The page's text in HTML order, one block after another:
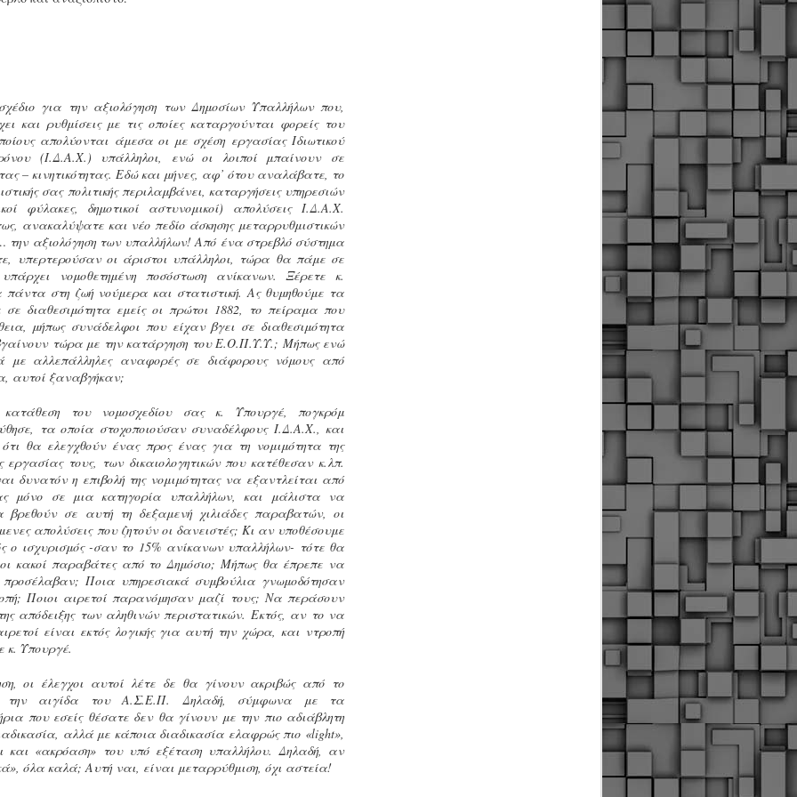
για την αξιολόγηση των Δημοσίων Υπαλλήλων που,
και ρυθμίσεις με τις οποίες καταργούνται φορείς του
απολύονται άμεσα οι με σχέση εργασίας Ιδιωτικού
(Ι.Δ.Α.Χ.) υπάλληλοι, ενώ οι λοιποί μπαίνουν σε
– κινητικότητας. Εδώ και μήνες, αφ’ ότου αναλάβατε, το
σας πολιτικής περιλαμβάνει, καταργήσεις υπηρεσιών
φύλακες, δημοτικοί αστυνομικοί) απολύσεις Ι.Δ.Α.Χ.
ανακαλύψατε και νέο πεδίο άσκησης μεταρρυθμιστικών
την αξιολόγηση των υπαλλήλων! Από ένα στρεβλό σύστημα
υπερτερούσαν οι άριστοι υπάλληλοι, τώρα θα πάμε σε
νομοθετημένη ποσόστωση ανίκανων. Ξέρετε κ.
στη ζωή νούμερα και στατιστική. Ας θυμηθούμε τα
σε διαθεσιμότητα εμείς οι πρώτοι 1882, το πείραμα που
μήπως συνάδελφοι που είχαν βγει σε διαθεσιμότητα
τώρα με την κατάργηση του Ε.Ο.Π.Υ.Υ.; Μήπως ενώ
με αλλεπάλληλες αναφορές σε διάφορους νόμους από
αυτοί ξαναβγήκαν;
του νομοσχεδίου σας κ. Υπουργέ, πογκρόμ
τα οποία στοχοποιούσαν συναδέλφους Ι.Δ.Α.Χ., και
θα ελεγχθούν ένας προς ένας για τη νομιμότητα της
εργασίας τους, των δικαιολογητικών που κατέθεσαν κ.λπ.
δυνατόν η επιβολή της νομιμότητας να εξαντλείται από
μόνο σε μια κατηγορία υπαλλήλων, και μάλιστα να
βρεθούν σε αυτή τη δεξαμενή χιλιάδες παραβατών, οι
απολύσεις που ζητούν οι δανειστές; Κι αν υποθέσουμε
ο ισχυρισμός -σαν το 15% ανίκανων υπαλλήλων- τότε θα
κακοί παραβάτες από το Δημόσιο; Μήπως θα έπρεπε να
προσέλαβαν; Ποια υπηρεσιακά συμβούλια γνωμοδότησαν
Ποιοι αιρετοί παρανόμησαν μαζί τους; Να περάσουν
απόδειξης των αληθινών περιστατικών. Εκτός, αν το να
είναι εκτός λογικής για αυτή την χώρα, και ντροπή
κ. Υπουργέ.
οι έλεγχοι αυτοί λέτε δε θα γίνουν ακριβώς από το
αιγίδα του Α.Σ.Ε.Π. Δηλαδή, σύμφωνα με τα
που εσείς θέσατε δεν θα γίνουν με την πιο αδιάβλητη
αλλά με κάποια διαδικασία ελαφρώς πιο «light»,
και «ακρόαση» του υπό εξέταση υπαλλήλου. Δηλαδή, αν
όλα καλά; Αυτή ναι, είναι μεταρρύθμιση, όχι αστεία!
τις περιπολίες και τις καθημερινές μετακινήσεις των
στελεχών της υπηρεσίας.
JUN
Απολογισμός των
ζώων συντροφιάς τον
Μάιο από τη Δημοτική
Αστυνομία
Θεσσαλονίκης
Τον απολογισμό των δράσεων
της για την προστασία των
ζώων συντροφιάς τον μήνα
Μάιο 2026 παρουσιάζει η
Δημοτική Αστυνομία
Θεσσαλονίκης.
Συγκεκριμένα,
πραγματοποιήθηκαν έλεγχοι
από αμιγή κλιμάκια
(αποκλειστικά της Δημοτικής
μικτά κλιμάκια σε
συνεργασία με την Ελληνική
Αστυνομία (ΕΛ.ΑΣ.). Στόχος
των ελέγχων ήταν η τήρηση
των κανόνων ευζωίας των
ζώων και η τήρηση των
κατά την διάρκεια
ελέγχων τήρησης
νομοθεσίας για τα
δεσποζόμενα ζώα
συντροφιάς στο Πεδίον
του Άρεως
Ένταση επικράτησε στο Πεδίον
του Άρεως κατά τη διάρκεια
ελέγχων που
πραγματοποιούσε η Δημοτική
Αστυνομία για την τήρηση των
υποχρεώσεων που
προβλέπονται για τα ζώα
συντροφιάς, όπως η
απαραίτητων εγγράφων.
Το περιστατικό σημειώθηκε
όταν δημοτικοί αστυνομικοί
προχώρησαν σε έλεγχο
σκύλου που συνόδευε μία
Γρεβενά - Τμήμα Δοκίμων Αστυφυλάκων:
Εκπαιδευόμενοι Δημοτικοί Αστυνομικοί έκαναν χρήση
κάνναβης στην αυλή της σχολής
σύλληψη δύο εκπαιδευόμενων Δημοτικών Αστυνομικών
33 και 31 ετών, για ναρκωτικά, προχώρησαν το βράδυ
Τετάρτης 6 Μαΐου οι αστυνομικοί στα Γρεβενά.
με τις Αρχές, οι δύο άνδρες εντοπίστηκαν από
χώρο της σχολής, τη στιγμή που έκαναν χρήση
τον έλεγχο που ακολούθησε, στην κατοχή του 33χρονου
και κατασχέθηκε συσκευασία με ακατέργαστη
συνολικού μικτού βάρους 17,07 γραμμαρίων.
Δήμαρχος Σερρών: «Εκφράζω τη βαθιά μου
αναγνώριση και τις θερμές μου ευχαριστίες στη
Δημοτική Αστυνομία Σερρών»